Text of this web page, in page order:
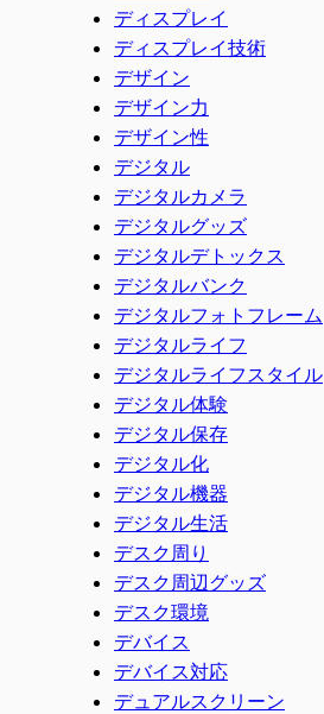
ディスプレイ
ディスプレイ技術
デザイン
デザイン力
デザイン性
デジタル
デジタルカメラ
デジタルグッズ
デジタルデトックス
デジタルバンク
デジタルフォトフレーム
デジタルライフ
デジタルライフスタイル
デジタル体験
デジタル保存
デジタル化
デジタル機器
デジタル生活
デスク周り
デスク周辺グッズ
デスク環境
デバイス
デバイス対応
デュアルスクリーン